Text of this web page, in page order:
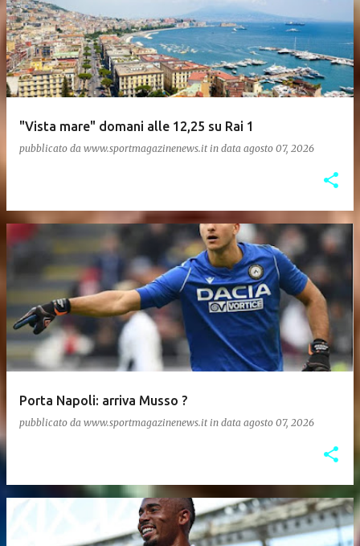
"Vista mare" domani alle 12,25 su Rai 1
pubblicato da www.sportmagazinenews.it in data agosto 07, 2026
Porta Napoli: arriva Musso ?
pubblicato da www.sportmagazinenews.it in data agosto 07, 2026